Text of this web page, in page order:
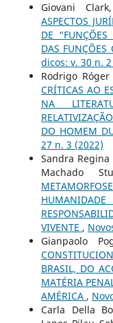
Giovani
ASPECTOS
DE
DAS FUNÇÕES
dicos: v. 30 n.
Rodrigo
CRÍTICAS AO
NA
DO HOMEM
27 n. 3 (2022)
Sandra
Machado
VIVENTE ,
Gianpaolo
BRASIL, DO
MATÉRIA
AMÉRICA ,
Carla Della